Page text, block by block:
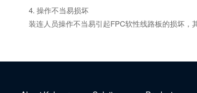
4. 操作不当易损坏
装连人员操作不当易引起FPC软性线路板的损坏，